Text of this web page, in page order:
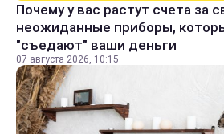
Почему у вас растут счета за
неожиданные приборы,
"съедают" ваши деньги
07 августа 2026, 10:15